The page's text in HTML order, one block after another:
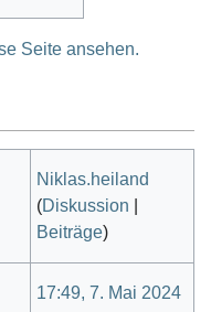
Seite ansehen.
Niklas.heiland
(Diskussion
Beiträge)
17:49, 7. Mai 2024